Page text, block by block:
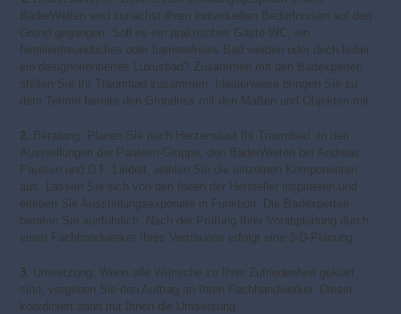
BäderWelten wird zunächst Ihren individuellen Bedürfnissen auf den
Grund gegangen. Soll es ein praktisches Gäste-WC, ein
familienfreundliches oder barrierefreies Bad werden oder doch lieber
ein designorientiertes Luxusbad? Zusammen mit den Badexperten
stellen Sie Ihr Traumbad zusammen. Idealerweise bringen Sie zu
dem Termin bereits den Grundriss mit den Maßen und Objekten mit.
2. Beratung: Planen Sie nach Herzenslust Ihr Traumbad. In den
Ausstellungen der Paulsen-Gruppe, den BäderWelten bei Andreas
Paulsen und D.F. Liedelt, wählen Sie die einzelnen Komponenten
aus. Lassen Sie sich von den Ideen der Hersteller inspirieren und
erleben Sie Ausstellungsexponate in Funktion. Die Badexperten
beraten Sie ausführlich. Nach der Prüfung Ihrer Vorabplanung durch
einen Fachhandwerker Ihres Vertrauens erfolgt eine 3-D-Planung.
3. Umsetzung: Wenn alle Wünsche zu Ihrer Zufriedenheit geklärt
sind, vergeben Sie den Auftrag an Ihren Fachhandwerker. Dieser
koordiniert dann mit Ihnen die Umsetzung.